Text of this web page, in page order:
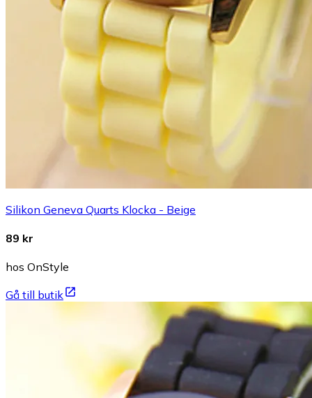
Silikon Geneva Quarts Klocka - Beige
89 kr
hos OnStyle
Gå till butik